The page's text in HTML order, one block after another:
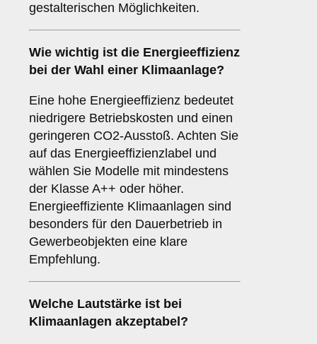
gestalterischen Möglichkeiten.
Wie wichtig ist die Energieeffizienz
bei der Wahl einer Klimaanlage?
Eine hohe Energieeffizienz bedeutet
niedrigere Betriebskosten und einen
geringeren CO2-Ausstoß. Achten Sie
auf das Energieeffizienzlabel und
wählen Sie Modelle mit mindestens
der Klasse A++ oder höher.
Energieeffiziente Klimaanlagen sind
besonders für den Dauerbetrieb in
Gewerbeobjekten eine klare
Empfehlung.
Welche Lautstärke ist bei
Klimaanlagen akzeptabel?